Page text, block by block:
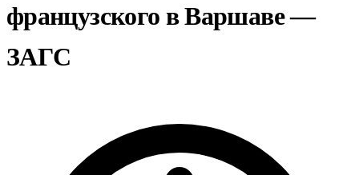
французского в Варшаве —
ЗАГС